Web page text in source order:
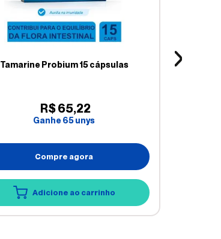
Tamarine Probium 15 cápsulas
R$65,22
Ganhe65unys
Compre agora
Adicione ao carrinho